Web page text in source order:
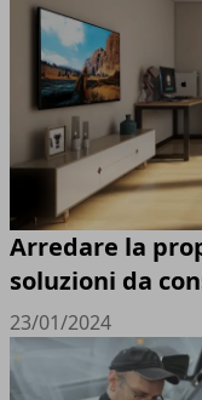
Arredare la
soluzioni da
23/01/2024